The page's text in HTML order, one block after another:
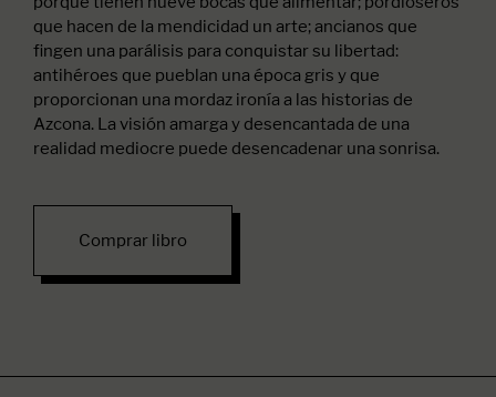
que hacen de la mendicidad un arte; ancianos que
fingen una parálisis para conquistar su libertad:
antihéroes que pueblan una época gris y que
proporcionan una mordaz ironía a las historias de
Azcona. La visión amarga y desencantada de una
realidad mediocre puede desencadenar una sonrisa.
Comprar libro